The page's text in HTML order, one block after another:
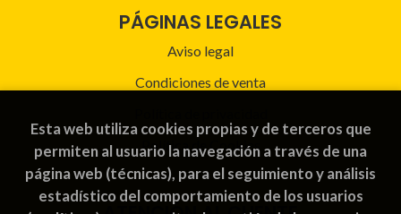
PÁGINAS LEGALES
Aviso legal
Condiciones de venta
Política de Cookies
Esta web utiliza cookies propias y de terceros que
permiten al usuario la navegación a través de una
página web (técnicas), para el seguimiento y análisis
estadístico del comportamiento de los usuarios